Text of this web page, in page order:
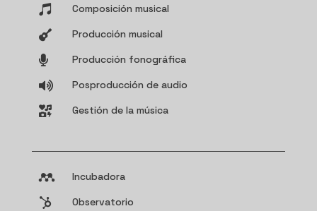
 Composición musical
 Producción musical
 Producción fonográfica
 Posproducción de audio
 Gestión de la música
 Incubadora
 Observatorio